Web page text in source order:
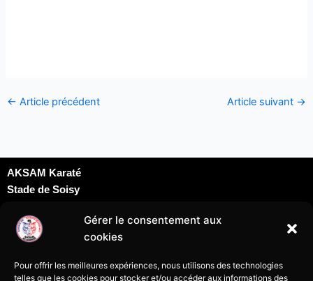
Gérer le consentement aux
cookies
Pour offrir les meilleures expériences, nous utilisons des technologies
telles que les cookies pour stocker et/ou accéder aux informations des
← Article précédent Article suivant →
AKSAM Karaté
Stade de Soisy
Rue du docteur Schweitzer
95230 Soisy sous Montmorency
07 69 24 09 69